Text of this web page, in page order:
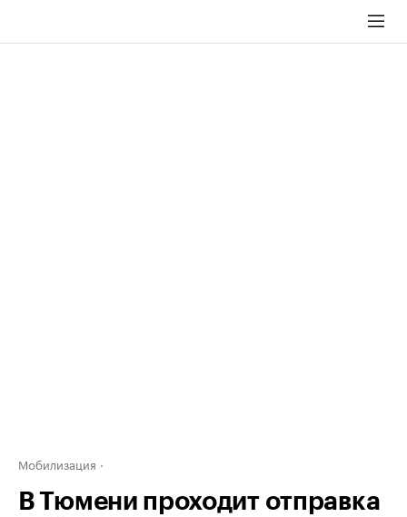
Мобилизация
В Тюмени проходит отправка